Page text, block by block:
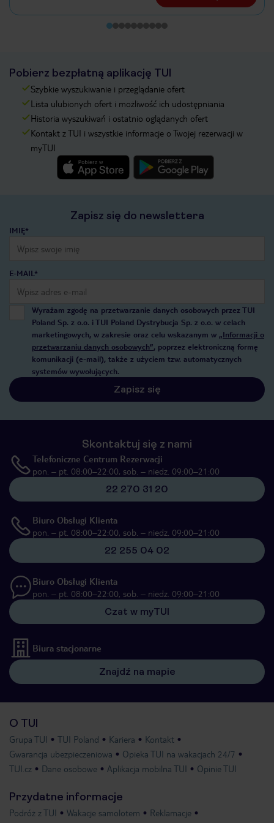
Pobierz bezpłatną aplikację TUI
Szybkie wyszukiwanie i przeglądanie ofert
Lista ulubionych ofert i możliwość ich udostępniania
Historia wyszukiwań i ostatnio oglądanych ofert
Kontakt z TUI i wszystkie informacje o Twojej rezerwacji w
myTUI
Zapisz się do newslettera
IMIĘ*
E-MAIL*
Wyrażam zgodę na przetwarzanie danych osobowych przez TUI
Poland Sp. z o.o. i TUI Poland Dystrybucja Sp. z o.o. w celach
marketingowych, w zakresie oraz celu wskazanym w „Informacji o
przetwarzaniu danych osobowych”, poprzez elektroniczną formę
komunikacji (e-mail), także z użyciem tzw. automatycznych
systemów wywołujących.
Zapisz się
Skontaktuj się z nami
Telefoniczne Centrum Rezerwacji
pon. – pt. 08:00–22:00, sob. – niedz. 09:00–21:00
22 270 31 20
Biuro Obsługi Klienta
pon. – pt. 08:00–22:00, sob. – niedz. 09:00–21:00
22 255 04 02
Biuro Obsługi Klienta
pon. – pt. 08:00–22:00, sob. – niedz. 09:00–21:00
Czat w myTUI
Biura stacjonarne
Znajdź na mapie
O TUI
Grupa TUI TUI Poland Kariera
Kontakt
Gwarancja ubezpieczeniowa
Opieka TUI na wakacjach 24/7
TUI.cz
Dane osobowe Aplikacja mobilna TUI Opinie TUI
Przydatne informacje
Podróż z TUI Wakacje samolotem
Reklamacje